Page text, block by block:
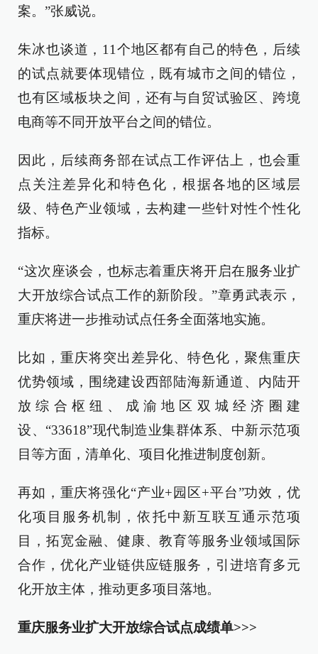
案。”张威说。
朱冰也谈道，11个地区都有自己的特色，后续
的试点就要体现错位，既有城市之间的错位，
也有区域板块之间，还有与自贸试验区、跨境
电商等不同开放平台之间的错位。
因此，后续商务部在试点工作评估上，也会重
点关注差异化和特色化，根据各地的区域层
级、特色产业领域，去构建一些针对性个性化
指标。
“这次座谈会，也标志着重庆将开启在服务业扩
大开放综合试点工作的新阶段。”章勇武表示，
重庆将进一步推动试点任务全面落地实施。
比如，重庆将突出差异化、特色化，聚焦重庆
优势领域，围绕建设西部陆海新通道、内陆开
放综合枢纽、成渝地区双城经济圈建
设、“33618”现代制造业集群体系、中新示范项
目等方面，清单化、项目化推进制度创新。
再如，重庆将强化“产业+园区+平台”功效，优
化项目服务机制，依托中新互联互通示范项
目，拓宽金融、健康、教育等服务业领域国际
合作，优化产业链供应链服务，引进培育多元
化开放主体，推动更多项目落地。
重庆服务业扩大开放综合试点成绩单>>>